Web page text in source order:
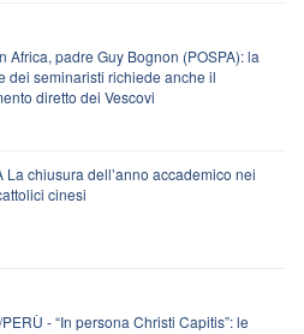
Africa, padre Guy Bognon (POSPA): la
dei seminaristi richiede anche il
diretto dei Vescovi
La chiusura dell’anno accademico nei
cinesi
- “In persona Christi Capitis”: le